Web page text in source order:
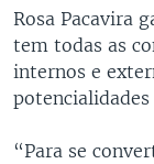
Rosa Pacavira
tem todas as
internos e
“Para se